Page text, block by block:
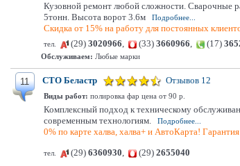
Кузовной ремонт любой сложности. Сварочные
5тонн. Высота ворот 3.6м
Подробнее...
Скидка от 15% на работу для постоянных
тел. (29) 3020966, (33) 3660966, (17)
Обслуживаем: Любые марки
11 СТО Беластр Отзывов 12
Виды работ: полировка фар цена от 90 р.
Комплексный подход к техническому
современным технологиям.
Подробнее...
0% по карте халва, халва+ и АвтоКарта!
тел. (29) 6360930, (29) 2655040